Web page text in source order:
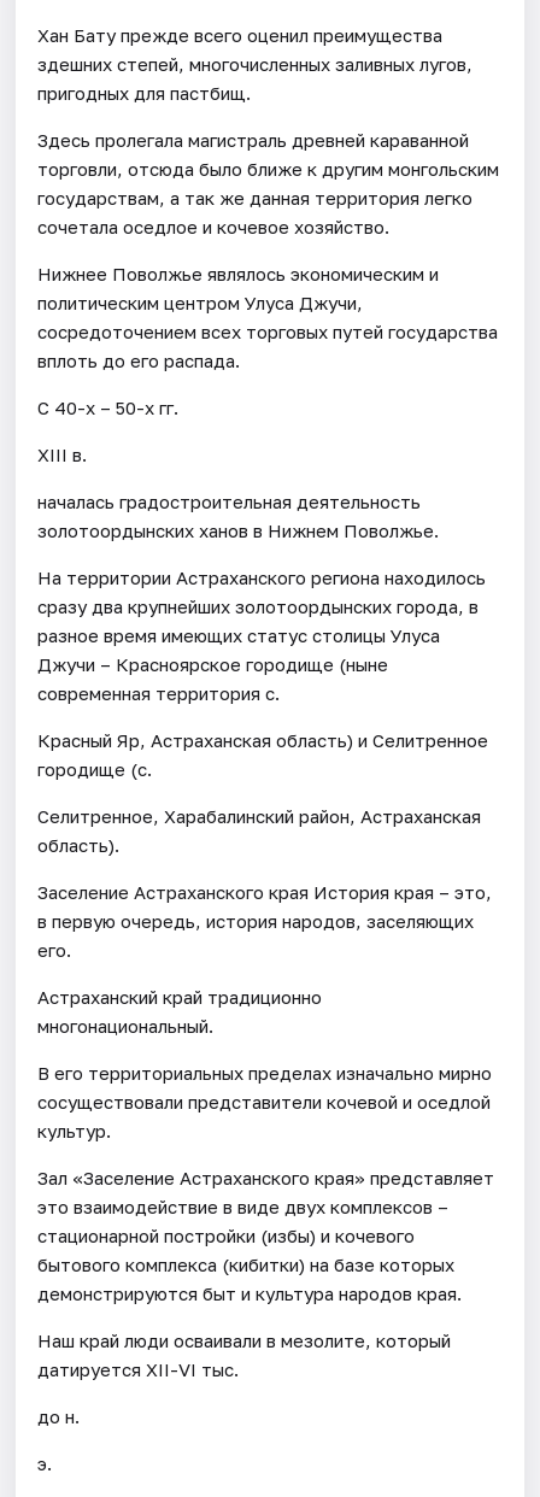
Хан Бату прежде всего оценил преимущества
здешних степей, многочисленных заливных лугов,
пригодных для пастбищ.
Здесь пролегала магистраль древней караванной
торговли, отсюда было ближе к другим монгольским
государствам, а так же данная территория легко
сочетала оседлое и кочевое хозяйство.
Нижнее Поволжье являлось экономическим и
политическим центром Улуса Джучи,
сосредоточением всех торговых путей государства
вплоть до его распада.
С 40-х – 50-х гг.
XIII в.
началась градостроительная деятельность
золотоордынских ханов в Нижнем Поволжье.
На территории Астраханского региона находилось
сразу два крупнейших золотоордынских города, в
разное время имеющих статус столицы Улуса
Джучи – Красноярское городище (ныне
современная территория с.
Красный Яр, Астраханская область) и Селитренное
городище (с.
Селитренное, Харабалинский район, Астраханская
область).
Заселение Астраханского края История края – это,
в первую очередь, история народов, заселяющих
его.
Астраханский край традиционно
многонациональный.
В его территориальных пределах изначально мирно
сосуществовали представители кочевой и оседлой
культур.
Зал «Заселение Астраханского края» представляет
это взаимодействие в виде двух комплексов –
стационарной постройки (избы) и кочевого
бытового комплекса (кибитки) на базе которых
демонстрируются быт и культура народов края.
Наш край люди осваивали в мезолите, который
датируется XII-VI тыс.
до н.
э.